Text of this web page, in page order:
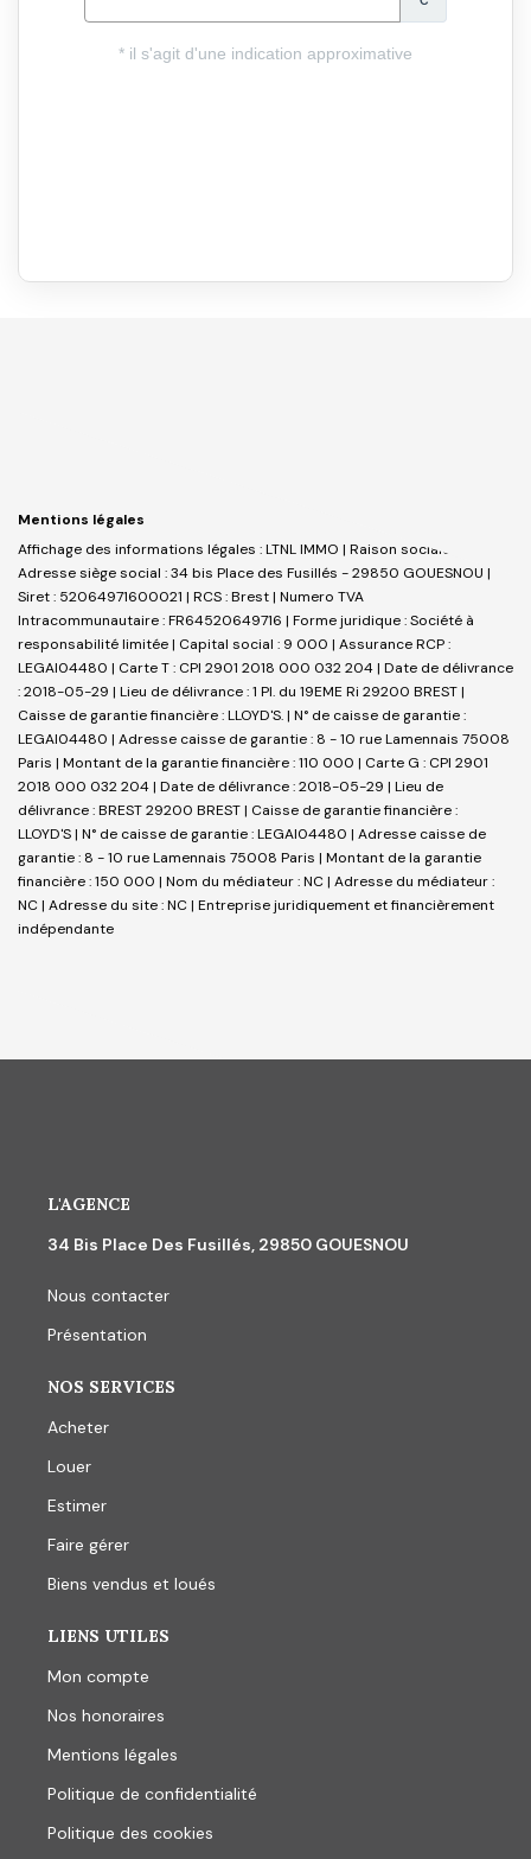
Mentions légales
Affichage des informations légales : LTNL IMMO | Raison sociale : LTNL |
Adresse siège social : 34 bis Place des Fusillés - 29850 GOUESNOU |
Siret : 52064971600021 | RCS : Brest | Numero TVA
Intracommunautaire : FR64520649716 | Forme juridique : Société à
responsabilité limitée | Capital social : 9 000 | Assurance RCP :
LEGAI04480 | Carte T : CPI 2901 2018 000 032 204 | Date de délivrance
: 2018-05-29 | Lieu de délivrance : 1 Pl. du 19EME Ri 29200 BREST |
Caisse de garantie financière : LLOYD'S. | N° de caisse de garantie :
LEGAI04480 | Adresse caisse de garantie : 8 - 10 rue Lamennais 75008
Paris | Montant de la garantie financière : 110 000 | Carte G : CPI 2901
2018 000 032 204 | Date de délivrance : 2018-05-29 | Lieu de
délivrance : BREST 29200 BREST | Caisse de garantie financière :
LLOYD'S | N° de caisse de garantie : LEGAI04480 | Adresse caisse de
garantie : 8 - 10 rue Lamennais 75008 Paris | Montant de la garantie
financière : 150 000 | Nom du médiateur : NC | Adresse du médiateur :
NC | Adresse du site : NC | Entreprise juridiquement et financièrement
indépendante
L'AGENCE
34 Bis Place Des Fusillés, 29850 GOUESNOU
Nous contacter
Présentation
NOS SERVICES
Acheter
Louer
Estimer
Faire gérer
Biens vendus et loués
LIENS UTILES
Mon compte
Nos honoraires
Mentions légales
Politique de confidentialité
Politique des cookies